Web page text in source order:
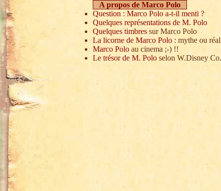
A propos de Marco Polo
Question : Marco Polo a-t-il menti ?
Quelques représentations de M. Polo
Quelques timbres sur Marco Polo
La licorne de Marco Polo : mythe ou
Marco Polo au cinema ;-) !!
Le trésor de M. Polo selon W.Disney Co.